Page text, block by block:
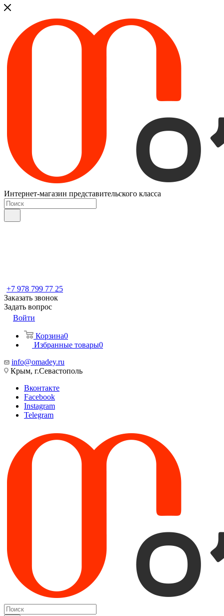
Интернет-магазин представительского класса
+7 978 799 77 25
Заказать звонок
Задать вопрос
Войти
Корзина0
Избранные товары0
info@omadey.ru
Крым, г.Севастополь
Вконтакте
Facebook
Instagram
Telegram